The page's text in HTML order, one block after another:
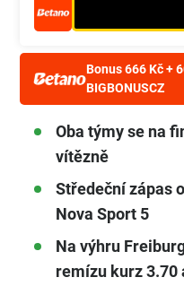
Bonus 666 Kč +
BIGBONUSCZ
Oba týmy se na
vítězně
Středeční zápas
Nova Sport 5
Na výhru
remízu kurz